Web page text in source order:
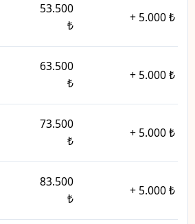
53.500
₺
+ 5.000 ₺
63.500
₺
+ 5.000 ₺
73.500
₺
+ 5.000 ₺
83.500
₺
+ 5.000 ₺